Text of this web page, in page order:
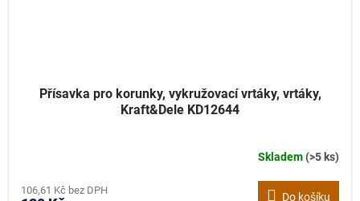
Přísavka pro korunky, vykružovací vrtáky, vrtáky,
Kraft&Dele KD12644
Skladem(>5 ks)
106,61 Kč bez DPH
Do košíku